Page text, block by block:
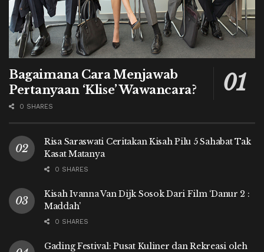
Bagaimana Cara Menjawab
Pertanyaan ‘Klise’ Wawancara?
0 SHARES
Risa Saraswati Ceritakan Kisah Pilu 5 Sahabat Tak
Kasat Matanya
0 SHARES
Kisah Ivanna Van Dijk Sosok Dari Film ‘Danur 2 :
Maddah’
0 SHARES
Gading Festival: Pusat Kuliner dan Rekreasi oleh